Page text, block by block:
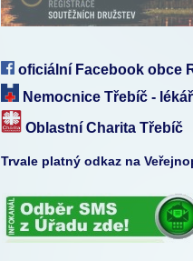
oficiální Facebook obce
Nemocnice Třebíč -
Oblastní Charita Třebíč
Trvale platný odkaz na